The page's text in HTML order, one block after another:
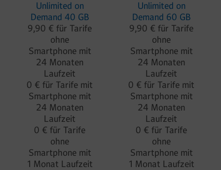
Unlimited on
Demand 40 GB
9,90 € für Tarife
ohne
Smartphone mit
24 Monaten
Laufzeit
0 € für Tarife mit
Smartphone mit
24 Monaten
Laufzeit
0 € für Tarife
ohne
Smartphone mit
1 Monat Laufzeit
Unlimited on
Demand 60 GB
9,90 € für Tarife
ohne
Smartphone mit
24 Monaten
Laufzeit
0 € für Tarife mit
Smartphone mit
24 Monaten
Laufzeit
0 € für Tarife
ohne
Smartphone mit
1 Monat Laufzeit